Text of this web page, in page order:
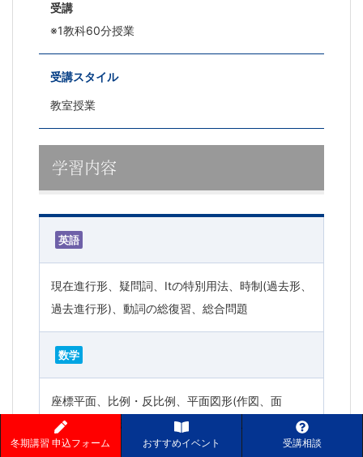
受講
※1教科60分授業
受講スタイル
教室授業
学習内容
英語
現在進行形、疑問詞、Itの特別用法、時制(過去形、
過去進行形)、動詞の総復習、総合問題
数学
座標平面、比例・反比例、平面図形(作図、面
積）、空間図形、学校では教えてくれない整数の性
質
冬期講習 申込フォーム おすすめイベント 受講相談